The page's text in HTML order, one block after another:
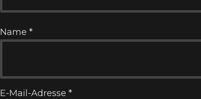
Name *
E-Mail-Adresse *